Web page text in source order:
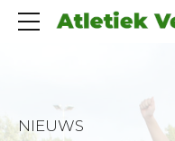
NIEUWS